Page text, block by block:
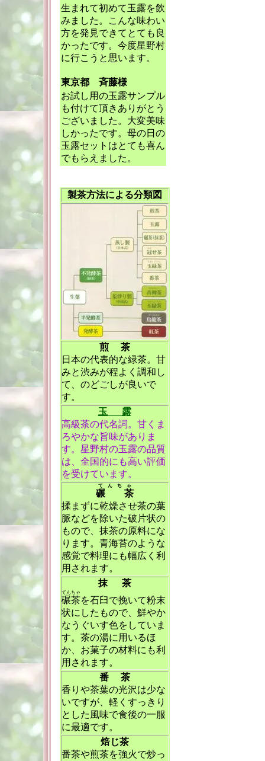
生まれて初めて玉露を飲
みました。こんな味わい
方を発見できてとても良
かったです。今度星野村
に行こうと思います。
東京都 斉藤様
お試し用の玉露サンプル
も付けて頂きありがとう
ございました。大変美味
しかったです。母の日の
玉露セットはとても喜ん
でもらえました。
製茶方法による分類図
煎 茶
日本の代表的な緑茶。甘
みと渋みが程よく調和し
て、のどごしが良いで
す。
玉 露
高級茶の代名詞。甘くま
ろやかな旨味がありま
す。星野村の玉露の品質
は、全国的にも高い評価
を受けています。
碾 茶
てんちゃ
揉まずに乾燥させ茶の葉
脈などを除いた破片状の
もので、抹茶の原料にな
ります。青海苔のような
感覚で料理にも幅広く利
用されます。
抹 茶
碾茶
てんちゃ
を石臼で挽いて粉末
状にしたもので、鮮やか
なうぐいす色をしていま
す。茶の湯に用いるほ
か、お菓子の材料にも利
用されます。
番 茶
香りや茶葉の光沢は少な
いですが、軽くすっきり
とした風味で食後の一服
に最適です。
焙じ茶
番茶や煎茶を強火で炒っ